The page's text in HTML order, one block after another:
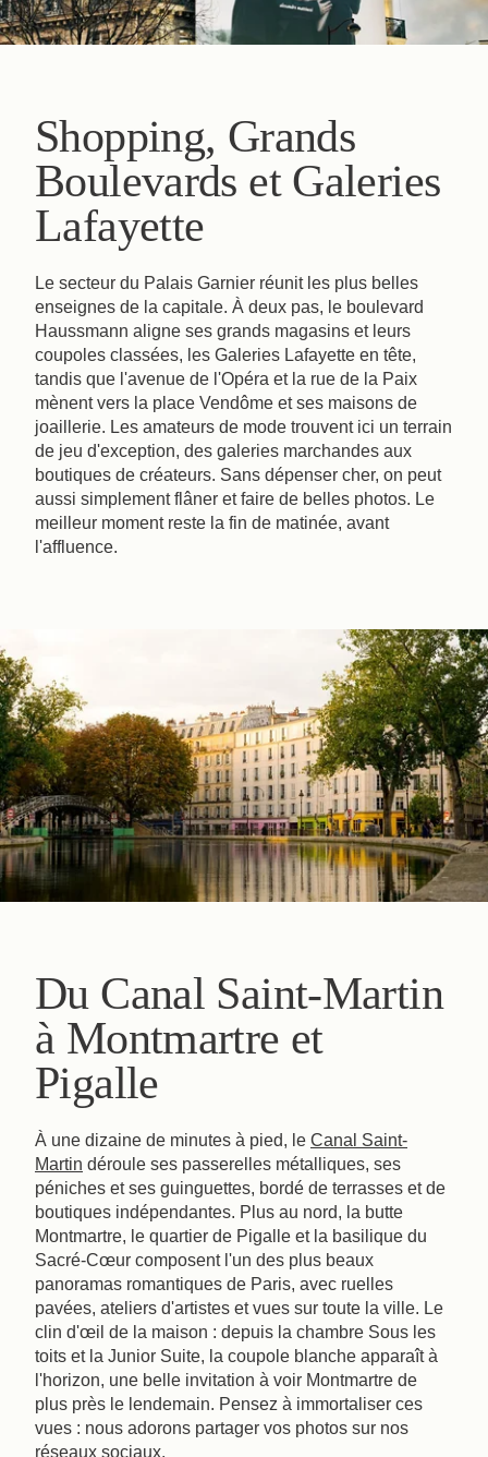
Shopping, Grands
Boulevards et Galeries
Lafayette
Le secteur du Palais Garnier réunit les plus belles
enseignes de la capitale. À deux pas, le boulevard
Haussmann aligne ses grands magasins et leurs
coupoles classées, les Galeries Lafayette en tête,
tandis que l'avenue de l'Opéra et la rue de la Paix
mènent vers la place Vendôme et ses maisons de
joaillerie. Les amateurs de mode trouvent ici un terrain
de jeu d'exception, des galeries marchandes aux
boutiques de créateurs. Sans dépenser cher, on peut
aussi simplement flâner et faire de belles photos. Le
meilleur moment reste la fin de matinée, avant
l'affluence.
Du Canal Saint-Martin
à Montmartre et
Pigalle
À une dizaine de minutes à pied, le Canal Saint-
Martin déroule ses passerelles métalliques, ses
péniches et ses guinguettes, bordé de terrasses et de
boutiques indépendantes. Plus au nord, la butte
Montmartre, le quartier de Pigalle et la basilique du
Sacré-Cœur composent l'un des plus beaux
panoramas romantiques de Paris, avec ruelles
pavées, ateliers d'artistes et vues sur toute la ville. Le
clin d'œil de la maison : depuis la chambre Sous les
toits et la Junior Suite, la coupole blanche apparaît à
l'horizon, une belle invitation à voir Montmartre de
plus près le lendemain. Pensez à immortaliser ces
vues : nous adorons partager vos photos sur nos
réseaux sociaux.